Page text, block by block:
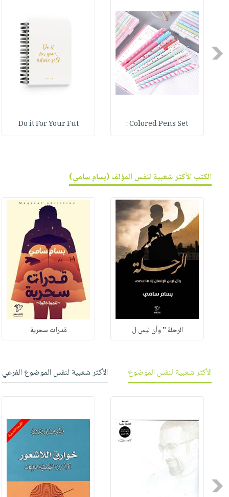
أطفال
مناسبات
فيديوهات
أسئلة
يتكرر
طرحها
خدمات
وفرات
التسوق
نشرة
الإصدارات
Previous
Colored Pens Set :
Do it For Your Fut
الكتب الأكثر شعبية لنفس المؤلف (بسام سامي)
الرحلة " وأن ليس ل قدرات سحرية
الأكثر شعبية لنفس الموضوع الأكثر شعبية لنفس الموضوع الفرعي
Previous